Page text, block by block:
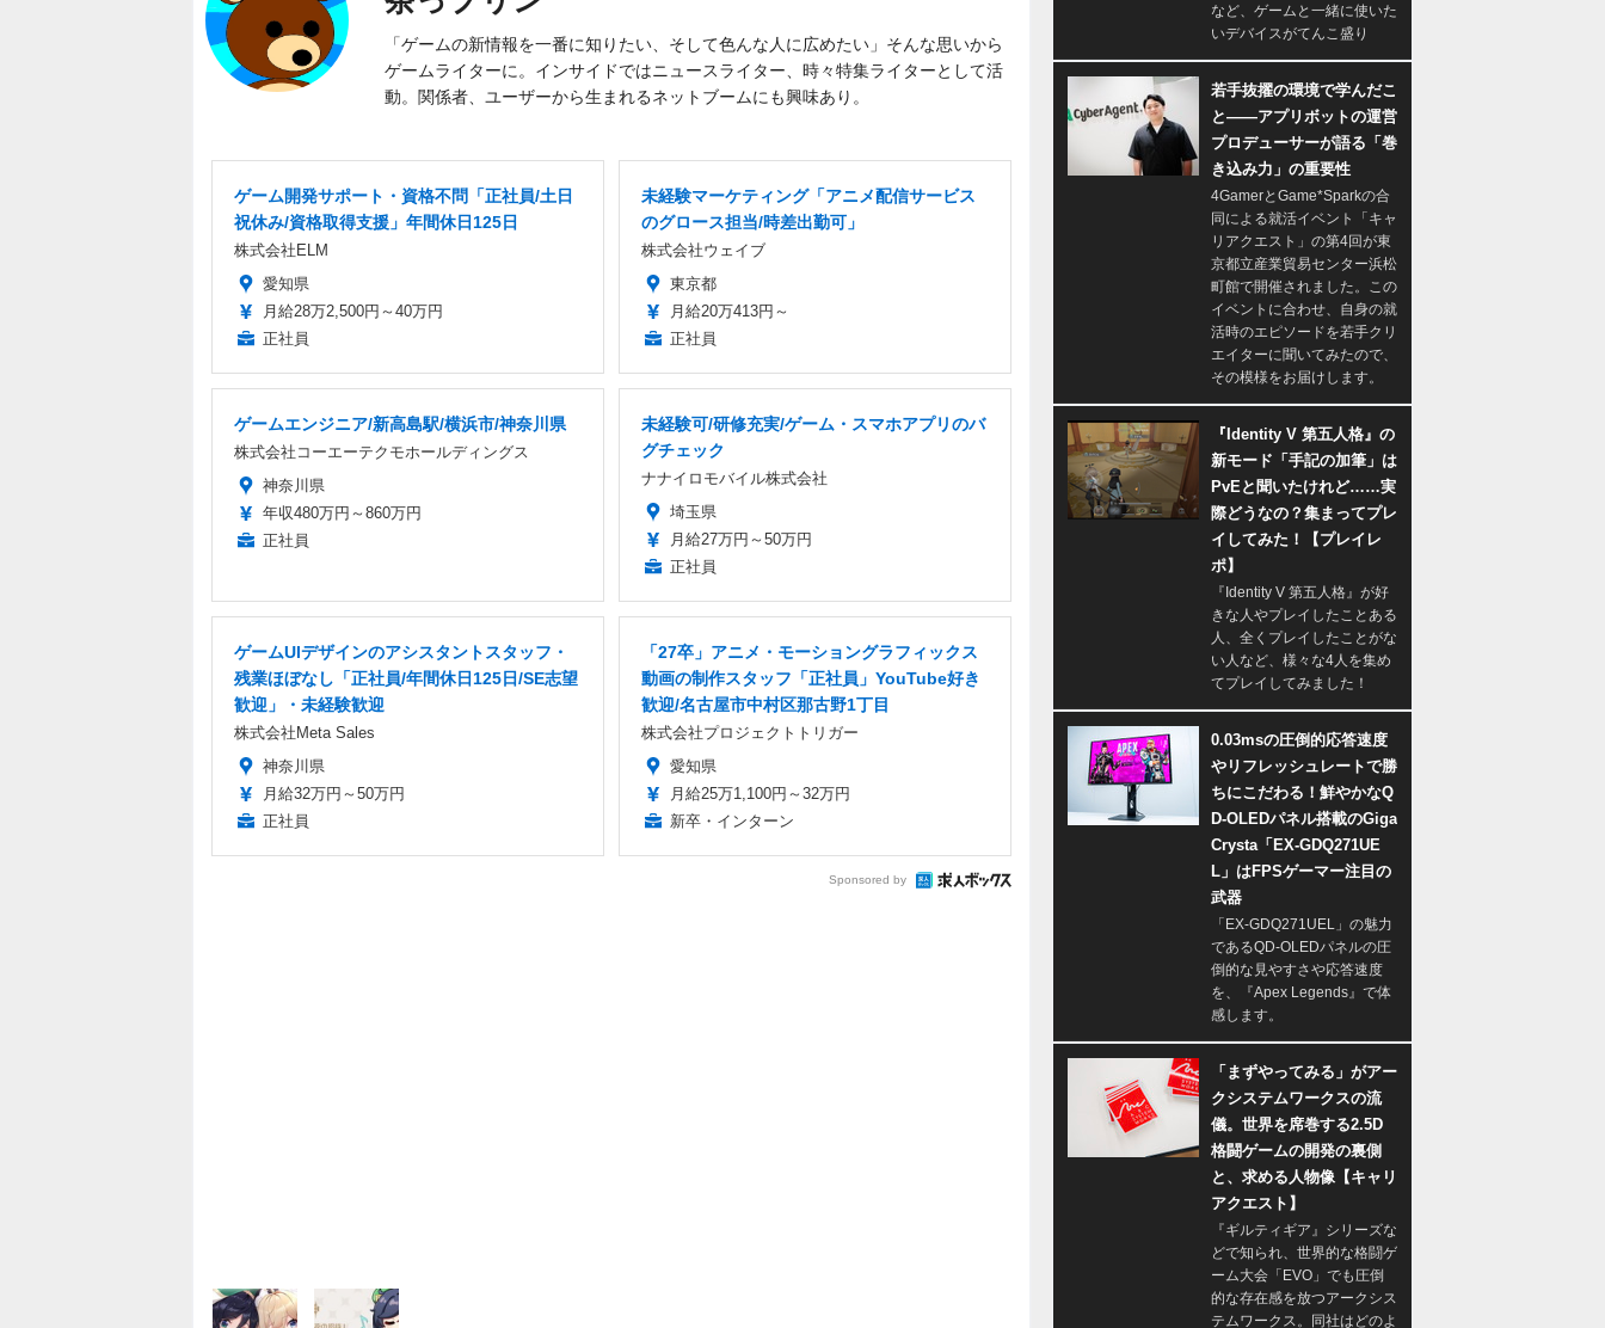
「ゲームの新情報を一番に知りたい、そして色んな人に広めたい」そんな思いから
ゲームライターに。インサイドではニュースライター、時々特集ライターとして活
動。関係者、ユーザーから生まれるネットブームにも興味あり。
ゲーム開発サポート・資格不問「正社員/土日
祝休み/資格取得支援」年間休日125日
株式会社ELM
愛知県
月給28万2,500円～40万円
正社員
未経験マーケティング「アニメ配信サービス
のグロース担当/時差出勤可」
株式会社ウェイブ
東京都
月給20万413円～
正社員
ゲームエンジニア/新高島駅/横浜市/神奈川県
株式会社コーエーテクモホールディングス
神奈川県
年収480万円～860万円
正社員
未経験可/研修充実/ゲーム・スマホアプリのバ
グチェック
ナナイロモバイル株式会社
埼玉県
月給27万円～50万円
正社員
ゲームUIデザインのアシスタントスタッフ・
残業ほぼなし「正社員/年間休日125日/SE志望
歓迎」・未経験歓迎
株式会社Meta Sales
神奈川県
月給32万円～50万円
正社員
「27卒」アニメ・モーショングラフィックス
動画の制作スタッフ「正社員」YouTube好き
歓迎/名古屋市中村区那古野1丁目
株式会社プロジェクトトリガー
愛知県
月給25万1,100円～32万円
新卒・インターン
Sponsored by
など、ゲームと一緒に使いた
いデバイスがてんこ盛り
若手抜擢の環境で学んだこ
と――アプリボットの運営
プロデューサーが語る「巻
き込み力」の重要性
4GamerとGame*Sparkの合
同による就活イベント「キャ
リアクエスト」の第4回が東
京都立産業貿易センター浜松
町館で開催されました。この
イベントに合わせ、自身の就
活時のエピソードを若手クリ
エイターに聞いてみたので、
その模様をお届けします。
『Identity V 第五人格』の
新モード「手記の加筆」は
PvEと聞いたけれど……実
際どうなの？集まってプレ
イしてみた！【プレイレ
ポ】
『Identity V 第五人格』が好
きな人やプレイしたことある
人、全くプレイしたことがな
い人など、様々な4人を集め
てプレイしてみました！
0.03msの圧倒的応答速度
やリフレッシュレートで勝
ちにこだわる！鮮やかなQ
D-OLEDパネル搭載のGiga
Crysta「EX-GDQ271UE
L」はFPSゲーマー注目の
武器
「EX-GDQ271UEL」の魅力
であるQD-OLEDパネルの圧
倒的な見やすさや応答速度
を、『Apex Legends』で体
感します。
「まずやってみる」がアー
クシステムワークスの流
儀。世界を席巻する2.5D
格闘ゲームの開発の裏側
と、求める人物像【キャリ
アクエスト】
『ギルティギア』シリーズな
どで知られ、世界的な格闘ゲ
ーム大会「EVO」でも圧倒
的な存在感を放つアークシス
テムワークス。同社はどのよ